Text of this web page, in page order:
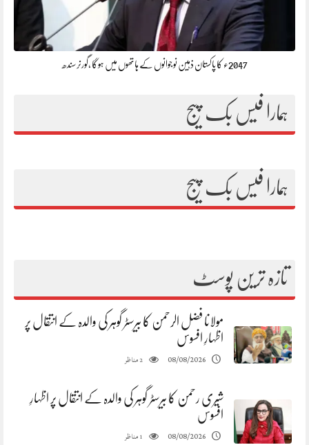
2047ء کا پاکستان ذہین نوجوانوں کے ہاتھوں میں ہوگا ،گورنرسندھ
ہمارا فیس بک پیج
ہمارا فیس بک پیج
تازہ ترین پوسٹ
مولانا فضل الرحمن کا بیرسٹر گوہر کی والدہ کے انتقال پر
اظہارِ افسوس
08/08/2026
2مناظر
شیری رحمن کا بیرسٹر گوہر کی والدہ کے انتقال پر اظہارِ
افسوس
08/08/2026
1مناظر